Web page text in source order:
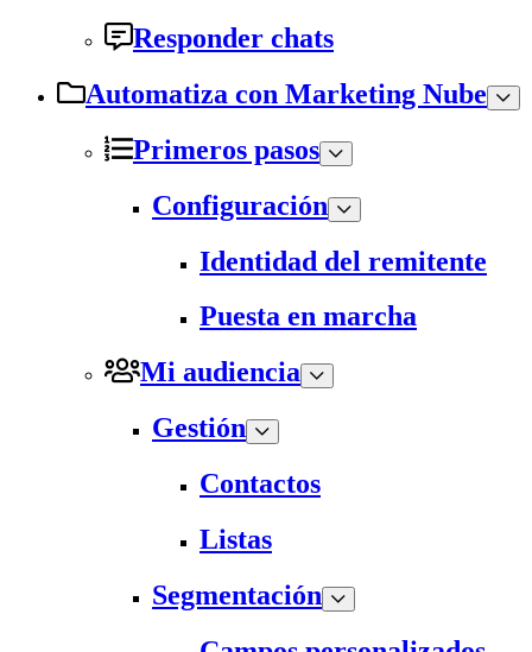
Responder chats
Automatiza con Marketing Nube
Primeros pasos
Configuración
Identidad del remitente
Puesta en marcha
Mi audiencia
Gestión
Contactos
Listas
Segmentación